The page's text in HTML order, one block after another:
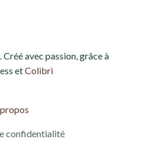
avec passion, grâce à
etColibri
confidentialité